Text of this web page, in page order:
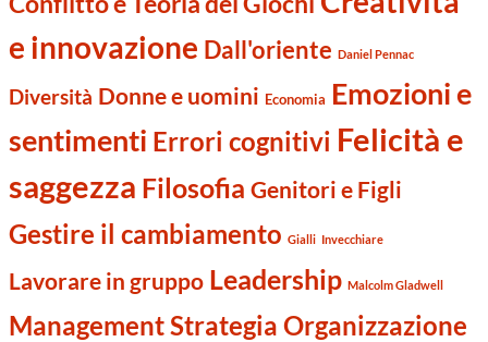
e innovazione Dall'oriente Daniel Pennac
Diversità Donne e uomini Economia Emozioni e
sentimenti Errori cognitivi Felicità e
saggezza Filosofia Genitori e Figli
Gestire il cambiamento Gialli Invecchiare
Lavorare in gruppo Leadership Malcolm Gladwell
Management Strategia Organizzazione